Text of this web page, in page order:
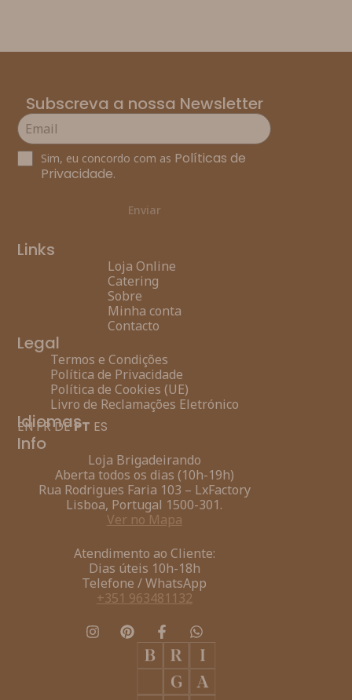
Subscreva a nossa Newsletter
Sim, eu concordo com as Políticas de
Privacidade.
Enviar
Links
Loja Online
Catering
Sobre
Minha conta
Contacto
Legal
Termos e Condições
Política de Privacidade
Política de Cookies (UE)
Livro de Reclamações Eletrónico
Idiomas
EN FR DEPT ES
Info
Loja Brigadeirando
Aberta todos os dias (10h-19h)
Rua Rodrigues Faria 103 – LxFactory
Lisboa, Portugal 1500-301.
Ver no Mapa
Atendimento ao Cliente:
Dias úteis 10h-18h
Telefone / WhatsApp
+351 963481132